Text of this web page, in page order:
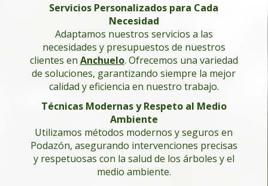
Servicios Personalizados para Cada
Necesidad
Adaptamos nuestros servicios a las
necesidades y presupuestos de nuestros
clientes en Anchuelo. Ofrecemos una variedad
de soluciones, garantizando siempre la mejor
calidad y eficiencia en nuestro trabajo.
Técnicas Modernas y Respeto al Medio
Ambiente
Utilizamos métodos modernos y seguros en
Podazón, asegurando intervenciones precisas
y respetuosas con la salud de los árboles y el
medio ambiente.